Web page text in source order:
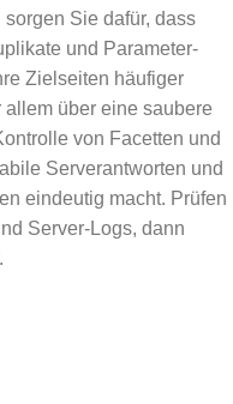
Sie dafür, dass
und Parameter-
Zielseiten häufiger
über eine saubere
von Facetten und
Serverantworten und
eindeutig macht. Prüfen
Server-Logs, dann